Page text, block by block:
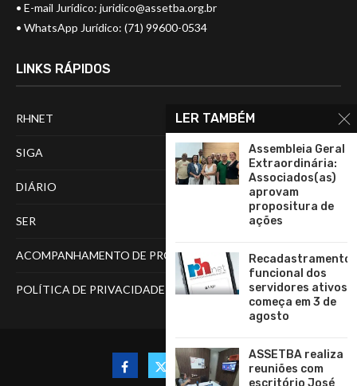
• E-mail Jurídico: juridico@assetba.org.br
• WhatsApp Jurídico: (71) 99600-0534
LINKS RÁPIDOS
RHNET
SIGA
DIÁRIO
SER
ACOMPANHAMENTO DE PROCESSOS
POLÍTICA DE PRIVACIDADE
LER TAMBÉM
Assembleia Geral
Extraordinária:
Associados(as)
aprovam
propositura de
ações
Recadastramento
funcional dos
servidores ativos
começa em 3 de
agosto
ASSETBA realiza
reuniões com
escritório José